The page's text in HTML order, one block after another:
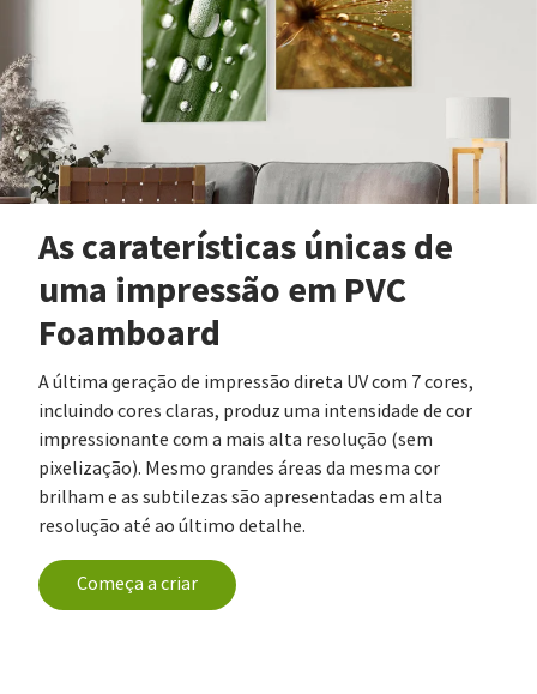
As caraterísticas únicas de
uma impressão em PVC
Foamboard
A última geração de impressão direta UV com 7 cores,
incluindo cores claras, produz uma intensidade de cor
impressionante com a mais alta resolução (sem
pixelização). Mesmo grandes áreas da mesma cor
brilham e as subtilezas são apresentadas em alta
resolução até ao último detalhe.
Começa a criar